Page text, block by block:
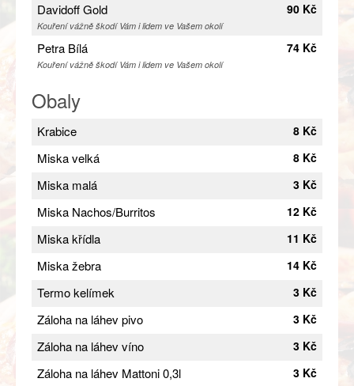
Davidoff Gold
Kouření vážně škodí Vám i lidem ve Vašem okolí
90 Kč
Petra Bílá
Kouření vážně škodí Vám i lidem ve Vašem okolí
74 Kč
Obaly
Krabice 8 Kč
Miska velká 8 Kč
Miska malá 3 Kč
Miska Nachos/Burritos 12 Kč
Miska křídla 11 Kč
Miska žebra 14 Kč
Termo kelímek 3 Kč
Záloha na láhev pivo 3 Kč
Záloha na láhev víno 3 Kč
Záloha na láhev Mattoni 0,3l 3 Kč